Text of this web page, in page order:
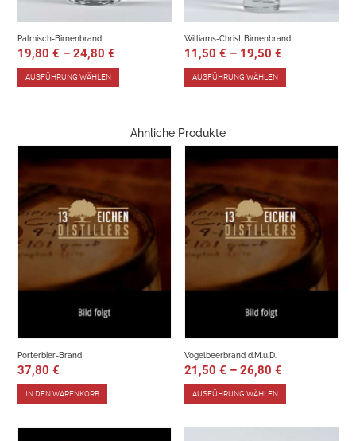
Palmisch-Birnenbrand
19,80€ –24,80€
AUSFÜHRUNG WÄHLEN
Williams-Christ Birnenbrand
11,50€ – 19,50€
AUSFÜHRUNG WÄHLEN
Ähnliche Produkte
Porterbier-Brand
37,80€
IN DEN WARENKORB
Vogelbeerbrand d.M.u.D.
21,50€ –26,80€
AUSFÜHRUNG WÄHLEN